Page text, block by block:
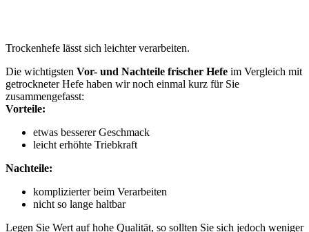
Trockenhefe lässt sich leichter verarbeiten.
Die wichtigsten Vor- und Nachteile frischer Hefe im Vergleich mit
getrockneter Hefe haben wir noch einmal kurz für Sie
zusammengefasst:
Vorteile:
etwas besserer Geschmack
leicht erhöhte Triebkraft
Nachteile:
komplizierter beim Verarbeiten
nicht so lange haltbar
Legen Sie Wert auf hohe Qualität, so sollten Sie sich jedoch weniger